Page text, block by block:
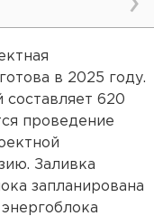
в 2025 году.
620
проведение
Заливка
запланирована